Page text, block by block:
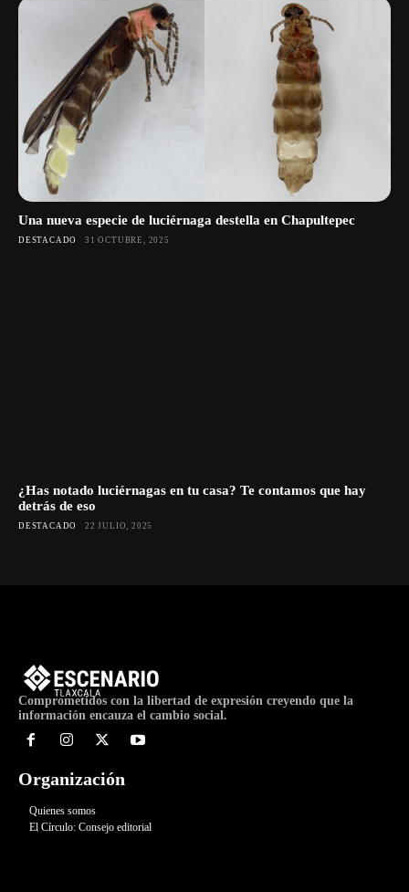
Una nueva especie de luciérnaga destella en Chapultepec
DESTACADO 31 OCTUBRE, 2025
¿Has notado luciérnagas en tu casa? Te contamos que hay
detrás de eso
DESTACADO 22 JULIO, 2025
Comprometidos con la libertad de expresión creyendo que la
información encauza el cambio social.
Organización
Quienes somos
El Círculo: Consejo editorial